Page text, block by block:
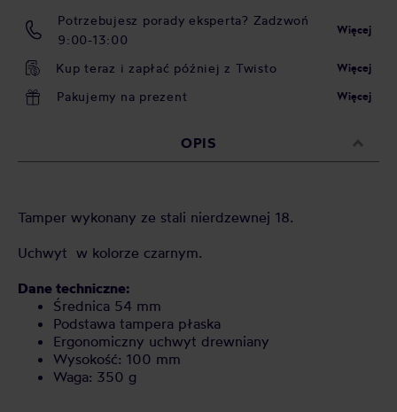
Potrzebujesz porady eksperta? Zadzwoń
9:00-13:00
Więcej
Kup teraz i zapłać później z Twisto Więcej
Pakujemy na prezent Więcej
OPIS
Tamper wykonany ze stali nierdzewnej 18.
Uchwyt w kolorze czarnym.
Dane techniczne:
Średnica 54 mm
Podstawa tampera płaska
Ergonomiczny uchwyt drewniany
Wysokość: 100 mm
Waga: 350 g